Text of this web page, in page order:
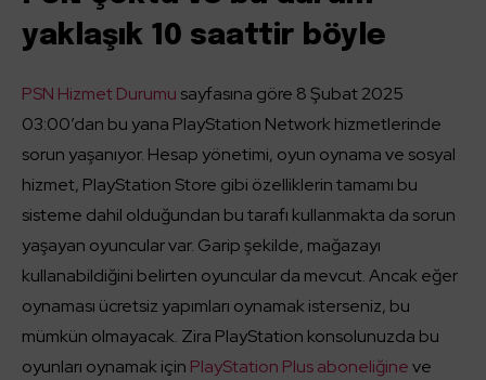
yaklaşık 10 saattir böyle
PSN Hizmet Durumu sayfasına göre 8 Şubat 2025
03:00’dan bu yana PlayStation Network hizmetlerinde
sorun yaşanıyor. Hesap yönetimi, oyun oynama ve sosyal
hizmet, PlayStation Store gibi özelliklerin tamamı bu
sisteme dahil olduğundan bu tarafı kullanmakta da sorun
yaşayan oyuncular var. Garip şekilde, mağazayı
kullanabildiğini belirten oyuncular da mevcut. Ancak eğer
oynaması ücretsiz yapımları oynamak isterseniz, bu
mümkün olmayacak. Zira PlayStation konsolunuzda bu
oyunları oynamak için PlayStation Plus aboneliğineve